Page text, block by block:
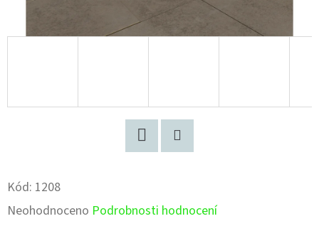
Kód: 1208
Průměrné
Neohodnoceno Podrobnosti hodnocení